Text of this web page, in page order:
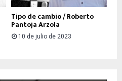
Tipo de cambio / Roberto
Pantoja Arzola
10 de julio de 2023